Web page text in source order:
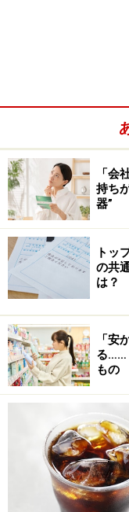
株で資産を大きく
めてくれた中国株
銘柄を教えたこ
（笑）。1億円を
です。
1億円あって
継続
――1億円以上の資
のある暮らしをし
活は変わりました
シャン姫さん：1
ていませんね。食
「会
持ち
器”
トッ
の共
は？
「安
る……
もの